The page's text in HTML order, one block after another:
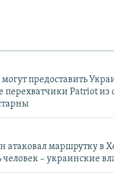
предоставить
перехватчики Patriot из
атаковал маршрутку в
человек – украинские